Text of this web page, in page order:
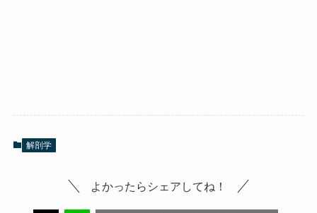
解剖学
よかったらシェアしてね！